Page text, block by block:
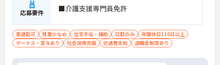
応募要件 ■介護支援専門員免許
車通勤可 残業少なめ 住宅手当・補助 日勤のみ
年間休日110日以上
ボーナス・賞与あり
社会保険完備 交通費支給 退職金制度あり